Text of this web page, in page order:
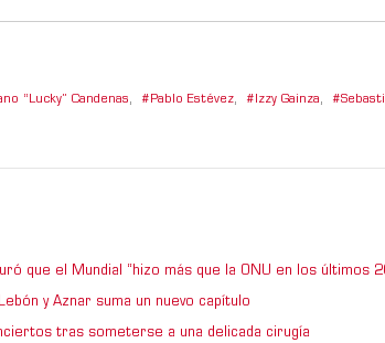
“Lucky” Candenas, Pablo Estévez, Izzy Gainza,
que el Mundial “hizo más que la ONU en los últimos
y Aznar suma un nuevo capítulo
tras someterse a una delicada cirugía